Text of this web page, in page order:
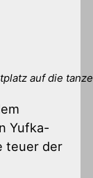
auf die
Yufka-
teuer der